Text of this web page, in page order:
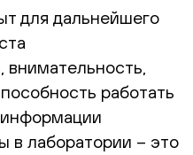
для дальнейшего
внимательность,
работать
в лаборатории – это